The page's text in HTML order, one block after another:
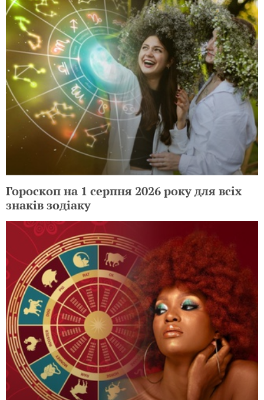
Гороскоп на 1 серпня 2026 року для всіх
знаків зодіаку